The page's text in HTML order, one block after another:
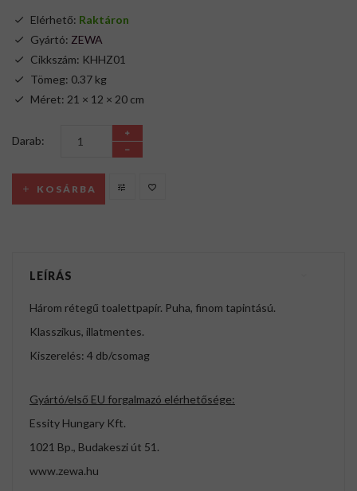
Elérhető: Raktáron
Gyártó: ZEWA
Cikkszám: KHHZ01
Tömeg: 0.37 kg
Méret: 21 × 12 × 20 cm
Darab:
KOSÁRBA
LEÍRÁS
Három rétegű toalettpapír. Puha, finom tapintású.
Klasszikus, illatmentes.
Kiszerelés: 4 db/csomag
Gyártó/első EU forgalmazó elérhetősége:
Essity Hungary Kft.
1021 Bp., Budakeszi út 51.
www.zewa.hu